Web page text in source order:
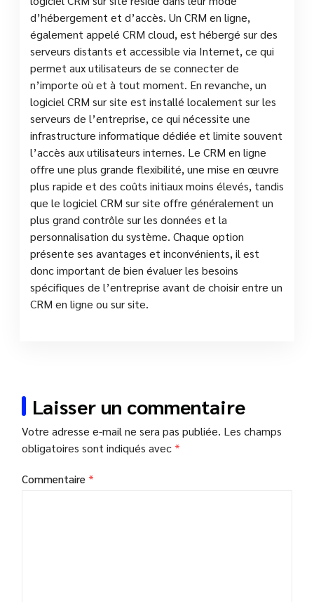
d’hébergement et d’accès. Un CRM en ligne,
également appelé CRM cloud, est hébergé sur des
serveurs distants et accessible via Internet, ce qui
permet aux utilisateurs de se connecter de
n’importe où et à tout moment. En revanche, un
logiciel CRM sur site est installé localement sur les
serveurs de l’entreprise, ce qui nécessite une
infrastructure informatique dédiée et limite souvent
l’accès aux utilisateurs internes. Le CRM en ligne
offre une plus grande flexibilité, une mise en œuvre
plus rapide et des coûts initiaux moins élevés, tandis
que le logiciel CRM sur site offre généralement un
plus grand contrôle sur les données et la
personnalisation du système. Chaque option
présente ses avantages et inconvénients, il est
donc important de bien évaluer les besoins
spécifiques de l’entreprise avant de choisir entre un
CRM en ligne ou sur site.
Laisser un commentaire
Votre adresse e-mail ne sera pas publiée. Les champs
obligatoires sont indiqués avec *
Commentaire *